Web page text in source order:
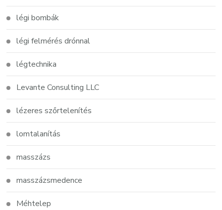
légi bombák
légi felmérés drónnal
légtechnika
Levante Consulting LLC
lézeres szőrtelenítés
lomtalanítás
masszázs
masszázsmedence
Méhtelep